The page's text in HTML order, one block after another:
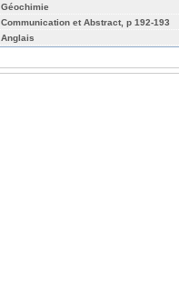
Géochimie
Communication et Abstract, p 192-193
Anglais